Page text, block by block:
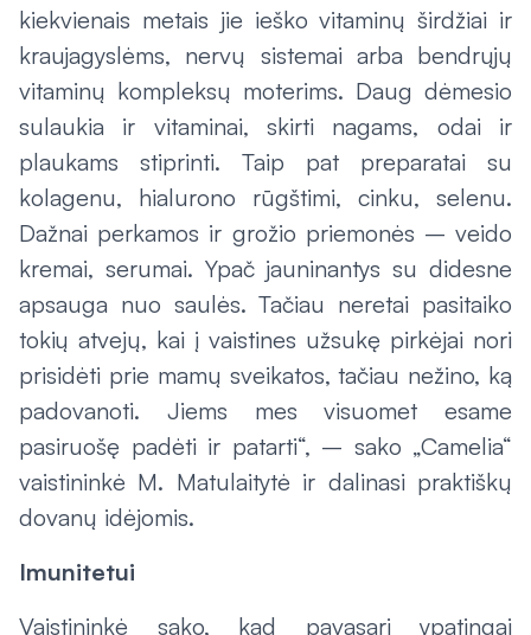
kiekvienais metais jie ieško vitaminų širdžiai ir
kraujagyslėms, nervų sistemai arba bendrųjų
vitaminų kompleksų moterims. Daug dėmesio
sulaukia ir vitaminai, skirti nagams, odai ir
plaukams stiprinti. Taip pat preparatai su
kolagenu, hialurono rūgštimi, cinku, selenu.
Dažnai perkamos ir grožio priemonės – veido
kremai, serumai. Ypač jauninantys su didesne
apsauga nuo saulės. Tačiau neretai pasitaiko
tokių atvejų, kai į vaistines užsukę pirkėjai nori
prisidėti prie mamų sveikatos, tačiau nežino, ką
padovanoti. Jiems mes visuomet esame
pasiruošę padėti ir patarti“, – sako „Camelia“
vaistininkė M. Matulaitytė ir dalinasi praktiškų
dovanų idėjomis.
Imunitetui
Vaistininkė sako, kad pavasarį ypatingai